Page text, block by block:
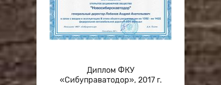
Диплом ФКУ
«Сибуправатодор», 2017 г.